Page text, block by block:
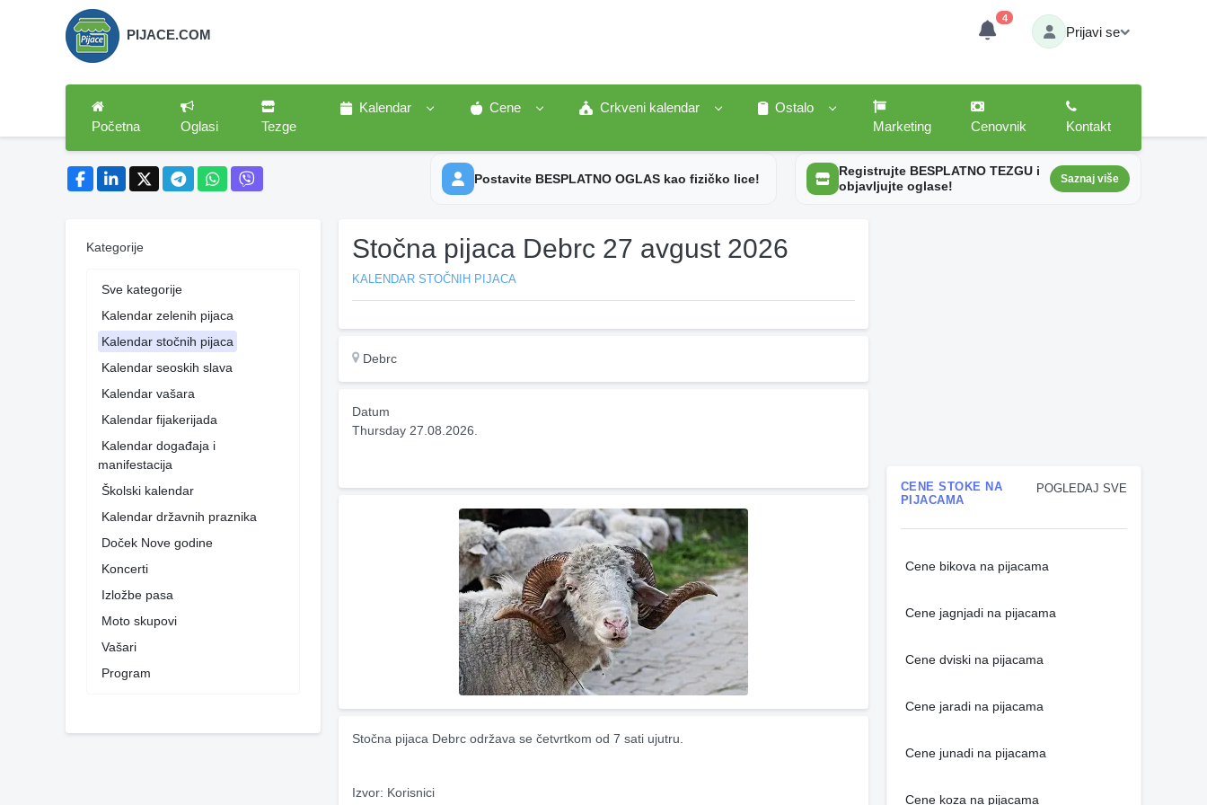
PIJACE.COM
4
Prijavi se
Početna Oglasi Tezge
Kalendar Cene Crkveni kalendar
Ostalo
Marketing
Cenovnik Kontakt
Postavite BESPLATNO OGLAS kao fizičko lice!
Registrujte BESPLATNO TEZGU i
objavljujte oglase!
Saznaj više
Kategorije
Sve kategorije
Kalendar zelenih pijaca
Kalendar stočnih pijaca
Kalendar seoskih slava
Kalendar vašara
Kalendar fijakerijada
Kalendar događaja i
manifestacija
Školski kalendar
Kalendar državnih praznika
Doček Nove godine
Koncerti
Izložbe pasa
Moto skupovi
Vašari
Program
Stočna pijaca Debrc 27 avgust 2026
KALENDAR STOČNIH PIJACA
Debrc
Datum
Thursday 27.08.2026.
Stočna pijaca Debrc održava se četvrtkom od 7 sati ujutru.
Izvor: Korisnici
POGLEDAJ SVE
CENE STOKE NA
PIJACAMA
Cene bikova na pijacama
Cene jagnjadi na pijacama
Cene dviski na pijacama
Cene jaradi na pijacama
Cene junadi na pijacama
Cene koza na pijacama